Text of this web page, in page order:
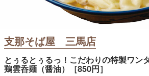
支那そば屋 三馬店
とぅるとぅるっ！こだわりの特製ワン
鶏雲呑麺（醤油）［850円］